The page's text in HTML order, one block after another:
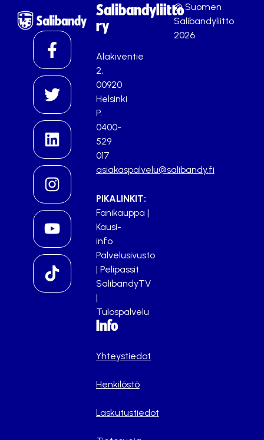
Salibandyliitto
ry
Alakiventie
2,
00920
Helsinki
P.
0400-
529
017
asiakaspalvelu@salibandy.fi
PIKALINKIT:
Fanikauppa |
Kausi-
info
Palvelusivusto
| Pelipassit
SalibandyTV
|
Tulospalvelu
Info
Yhteystiedot
Henkilöstö
Laskutustiedot
© Suomen
Salibandyliitto
2026